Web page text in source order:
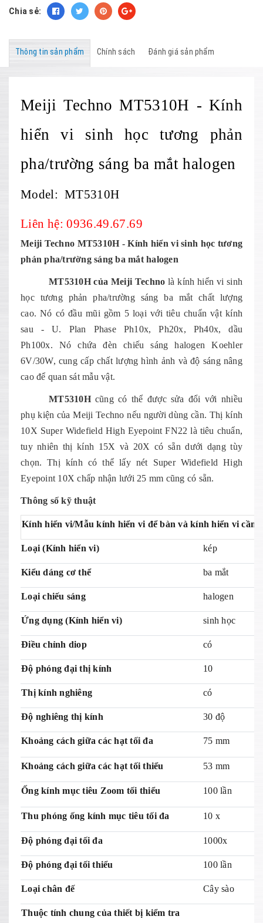
Chia sẻ:
Thông tin sản phẩm Chính sách Đánh giá sản phẩm
Meiji Techno MT5310H - Kính
hiển vi sinh học tương phản
pha/trường sáng ba mắt halogen
Model: MT5310H
Liên hệ: 0936.49.67.69
Meiji Techno MT5310H - Kính hiển vi sinh học tương
phản pha/trường sáng ba mắt halogen
MT5310H của Meiji Techno là kính hiển vi sinh
học tương phản pha/trường sáng ba mắt chất lượng
cao. Nó có đầu mũi gồm 5 loại với tiêu chuẩn vật kính
sau - U. Plan Phase Ph10x, Ph20x, Ph40x, dầu
Ph100x. Nó chứa đèn chiếu sáng halogen Koehler
6V/30W, cung cấp chất lượng hình ảnh và độ sáng nâng
cao để quan sát mẫu vật.
MT5310H cũng có thể được sửa đổi với nhiều
phụ kiện của Meiji Techno nếu người dùng cần. Thị kính
10X Super Widefield High Eyepoint FN22 là tiêu chuẩn,
tuy nhiên thị kính 15X và 20X có sẵn dưới dạng tùy
chọn. Thị kính có thể lấy nét Super Widefield High
Eyepoint 10X chấp nhận lưới 25 mm cũng có sẵn.
Thông số kỹ thuật
Kính hiển vi/Mẫu kính hiển vi để bàn và kính hiển vi cầm
Loại (Kính hiển vi) kép
Kiểu dáng cơ thể ba mắt
Loại chiếu sáng halogen
Ứng dụng (Kính hiển vi) sinh học
Điều chỉnh diop có
Độ phóng đại thị kính 10
Thị kính nghiêng có
Độ nghiêng thị kính 30 độ
Khoảng cách giữa các hạt tối đa 75 mm
Khoảng cách giữa các hạt tối thiểu 53 mm
Ống kính mục tiêu Zoom tối thiểu 100 lần
Thu phóng ống kính mục tiêu tối đa 10 x
Độ phóng đại tối đa 1000x
Độ phóng đại tối thiểu 100 lần
Loại chân đế Cây sào
Thuộc tính chung của thiết bị kiểm tra